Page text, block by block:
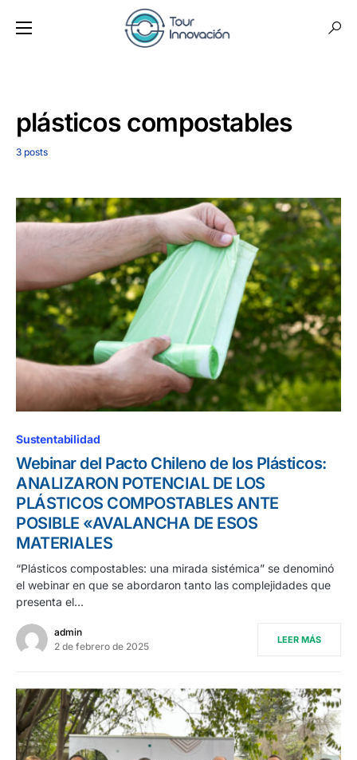
plásticos compostables
3 posts
Sustentabilidad
Webinar del Pacto Chileno de los Plásticos:
ANALIZARON POTENCIAL DE LOS
PLÁSTICOS COMPOSTABLES ANTE
POSIBLE «AVALANCHA DE ESOS
MATERIALES
“Plásticos compostables: una mirada sistémica” se denominó
el webinar en que se abordaron tanto las complejidades que
presenta el…
admin
2 de febrero de 2025
LEER MÁS